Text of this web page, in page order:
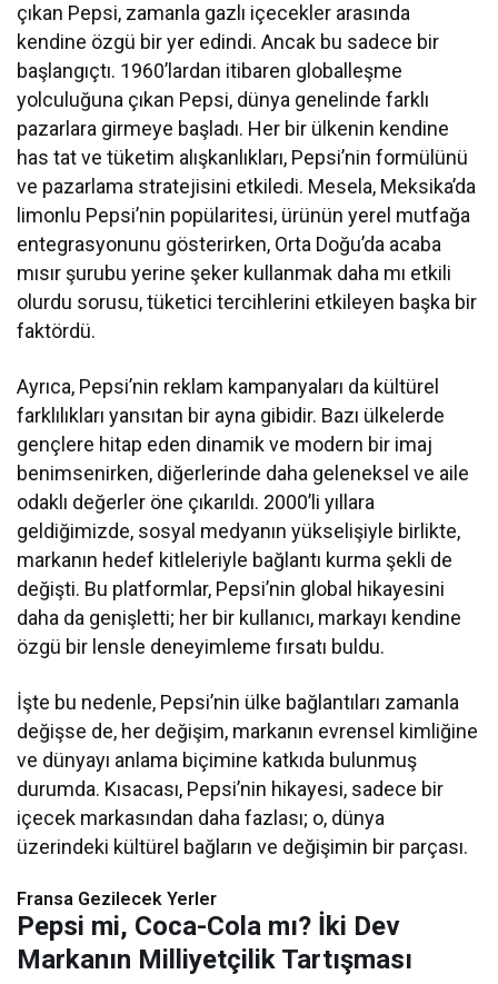
çıkan Pepsi, zamanla gazlı içecekler arasında
kendine özgü bir yer edindi. Ancak bu sadece bir
başlangıçtı. 1960’lardan itibaren globalleşme
yolculuğuna çıkan Pepsi, dünya genelinde farklı
pazarlara girmeye başladı. Her bir ülkenin kendine
has tat ve tüketim alışkanlıkları, Pepsi’nin formülünü
ve pazarlama stratejisini etkiledi. Mesela, Meksika’da
limonlu Pepsi’nin popülaritesi, ürünün yerel mutfağa
entegrasyonunu gösterirken, Orta Doğu’da acaba
mısır şurubu yerine şeker kullanmak daha mı etkili
olurdu sorusu, tüketici tercihlerini etkileyen başka bir
faktördü.
Ayrıca, Pepsi’nin reklam kampanyaları da kültürel
farklılıkları yansıtan bir ayna gibidir. Bazı ülkelerde
gençlere hitap eden dinamik ve modern bir imaj
benimsenirken, diğerlerinde daha geleneksel ve aile
odaklı değerler öne çıkarıldı. 2000’li yıllara
geldiğimizde, sosyal medyanın yükselişiyle birlikte,
markanın hedef kitleleriyle bağlantı kurma şekli de
değişti. Bu platformlar, Pepsi’nin global hikayesini
daha da genişletti; her bir kullanıcı, markayı kendine
özgü bir lensle deneyimleme fırsatı buldu.
İşte bu nedenle, Pepsi’nin ülke bağlantıları zamanla
değişse de, her değişim, markanın evrensel kimliğine
ve dünyayı anlama biçimine katkıda bulunmuş
durumda. Kısacası, Pepsi’nin hikayesi, sadece bir
içecek markasından daha fazlası; o, dünya
üzerindeki kültürel bağların ve değişimin bir parçası.
Fransa Gezilecek Yerler
Pepsi mi, Coca-Cola mı? İki Dev
Markanın Milliyetçilik Tartışması